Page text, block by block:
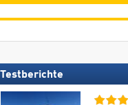
Testberichte